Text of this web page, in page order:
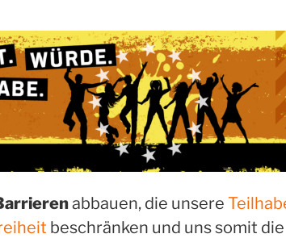
abbauen, die unsere
beschränken und uns somit die